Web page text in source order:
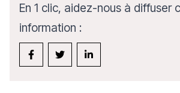
En 1 clic, aidez-nous à diffuser
information :